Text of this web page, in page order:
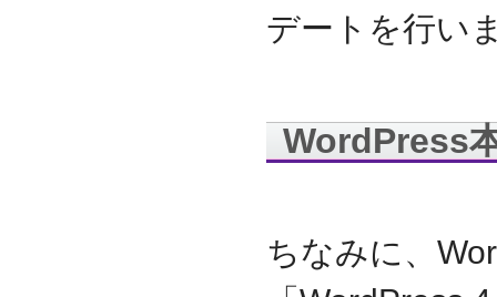
デートを行い
WordPress
ちなみに、